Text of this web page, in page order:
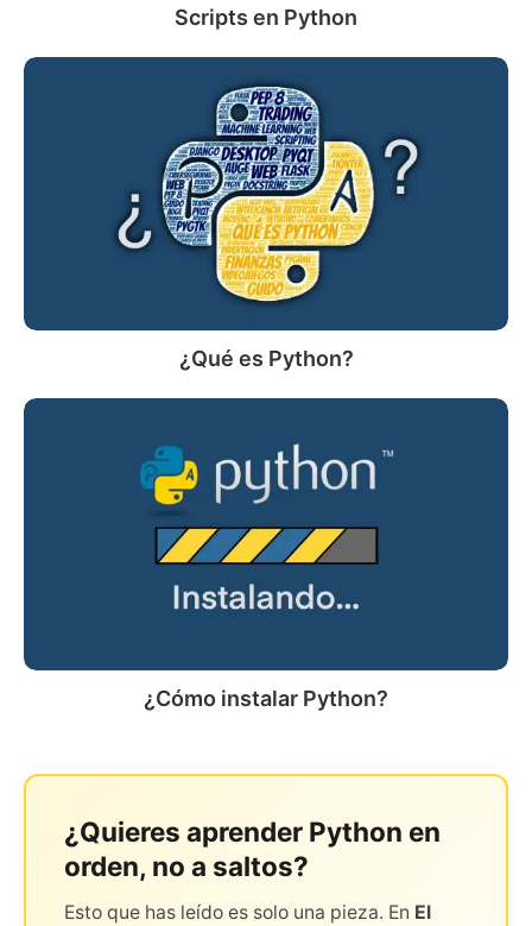
Scripts en Python
es
Python?
¿Qué es Python?
instalar
Python?
¿Cómo instalar Python?
¿Quieres aprender Python en
orden, no a saltos?
Esto que has leído es solo una pieza. En El